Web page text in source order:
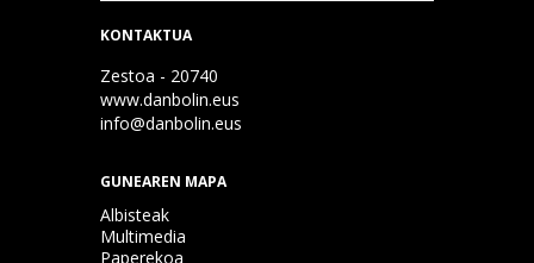
KONTAKTUA
Zestoa - 20740
www.danbolin.eus
info@danbolin.eus
GUNEAREN MAPA
Albisteak
Multimedia
Paperekoa